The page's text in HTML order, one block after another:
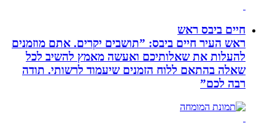
חיים ביבס ראש
ראש העיר חיים ביבס: ”תושבים יקרים. אתם מוזמנים
להעלות את שאלותיכם ואעשה מאמץ להשיב לכל
שאלה בהתאם ללוח הזמנים שיעמוד לרשותי. תודה
רבה לכם”